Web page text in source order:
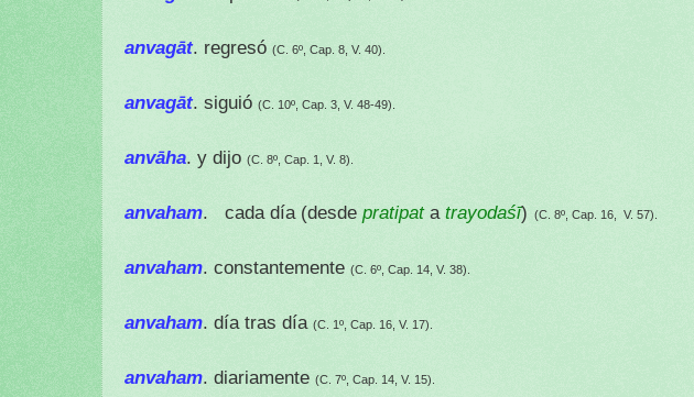
anvagāt. regresó (C. 6º, Cap. 8, V. 40).
anvagāt. siguió (C. 10º, Cap. 3, V. 48-49).
anvāha. y dijo (C. 8º, Cap. 1, V. 8).
anvaham. cada día (desde pratipata trayodaśī) (C. 8º, Cap. 16, V. 57).
anvaham. constantemente (C. 6º, Cap. 14, V. 38).
anvaham. día tras día (C. 1º, Cap. 16, V. 17).
anvaham. diariamente (C. 7º, Cap. 14, V. 15).